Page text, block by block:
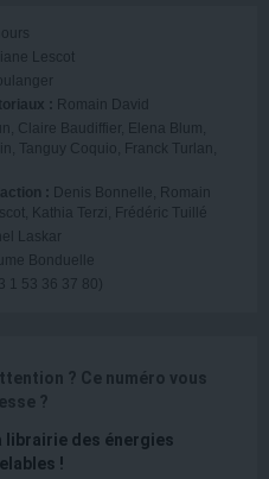
Lescot
:
Romain David
Claire Baudiffier, Elena Blum,
Tanguy Coquio, Franck Turlan,
:
Denis Bonnelle, Romain
Kathia Terzi, Frédéric Tuillé
Laskar
Bonduelle
1 53 36 37 80)
? Ce numéro vous
?
librairie des énergies
!